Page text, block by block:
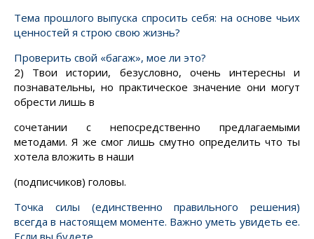
Тема прошлого выпуска спросить себя: наоснове чьих
ценностей я строю свою жизнь?
Проверить свой «багаж», мое ли это?
2) Твои истории, безусловно, очень интересны и
познавательны, но практическое значение они могут
обрести лишь в
сочетании с непосредственно предлагаемыми
методами. Я же смог лишь смутно определить что ты
хотела вложить в наши
(подписчиков) головы.
Точка силы (единственно правильного решения)
всегда в настоящем моменте. Важно уметь увидеть ее.
Если вы будете